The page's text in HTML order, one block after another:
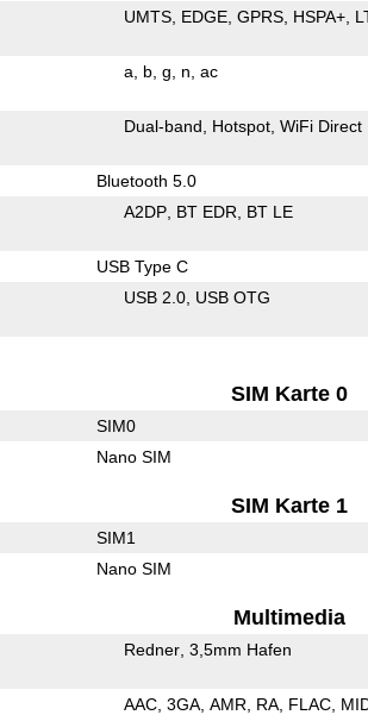
UMTS EDGE GPRS HSPA+
a b g n ac
Dual-band Hotspot WiFi Direct
Bluetooth 5.0
A2DP BT EDR BT LE
USB Type C
USB 2.0 USB OTG
SIM Karte 0
SIM0
Nano SIM
SIM Karte 1
SIM1
Nano SIM
Multimedia
Redner 3,5mm Hafen
AAC 3GA AMR RA FLAC